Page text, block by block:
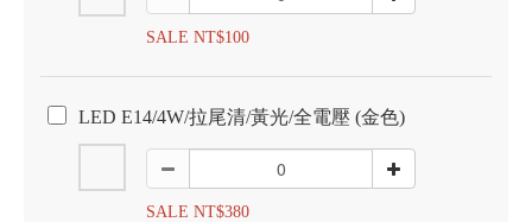
SALE NT$100
LED E14/4W/拉尾清/黃光/全電壓 (金色)
SALE NT$380